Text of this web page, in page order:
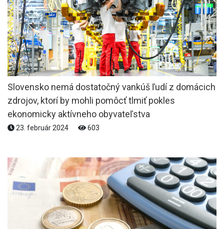
Slovensko nemá dostatočný vankúš ľudí z domácich
zdrojov, ktorí by mohli pomôcť tlmiť pokles
ekonomicky aktívneho obyvateľstva
23. február 2024 603